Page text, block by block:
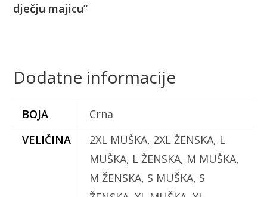
dječju majicu”
Dodatne informacije
BOJA
Crna
VELIČINA
2XL MUŠKA, 2XL ŽENSKA, L
MUŠKA, L ŽENSKA, M MUŠKA,
M ŽENSKA, S MUŠKA, S